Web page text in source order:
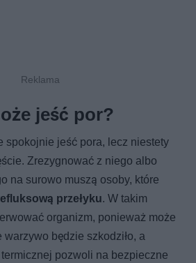
jeść por?
spokojnie jeść pora, lecz niestety
Zrezygnować z niego albo
na surowo muszą osoby, które
przełyku. W takim
organizm, ponieważ może
będzie szkodziło, a
pozwoli na bezpieczne